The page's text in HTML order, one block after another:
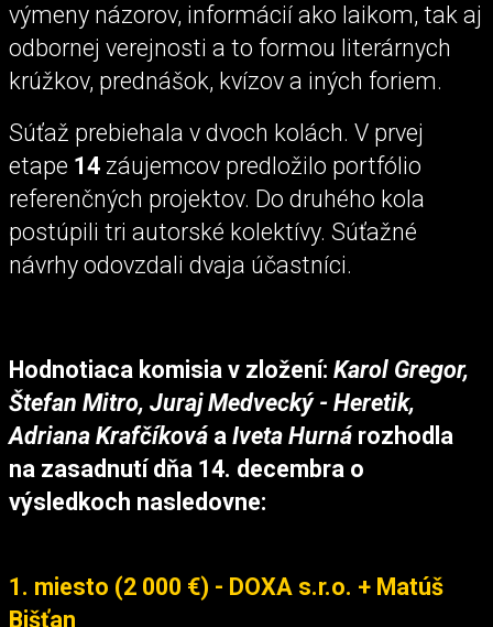
výmeny názorov, informácií ako laikom, tak aj
odbornej verejnosti a to formou literárnych
krúžkov, prednášok, kvízov a iných foriem.
Súťaž prebiehala v dvoch kolách. V prvej
etape 14 záujemcov predložilo portfólio
referenčných projektov. Do druhého kola
postúpili tri autorské kolektívy. Súťažné
návrhy odovzdali dvaja účastníci.
Hodnotiaca komisia v zložení: Karol Gregor,
Štefan Mitro, Juraj Medvecký - Heretik,
Adriana Krafčíková a Iveta Hurná rozhodla
na zasadnutí dňa 14. decembra o
výsledkoch nasledovne:
1. miesto (2 000 €) - DOXA s.r.o. + Matúš
Bišťan